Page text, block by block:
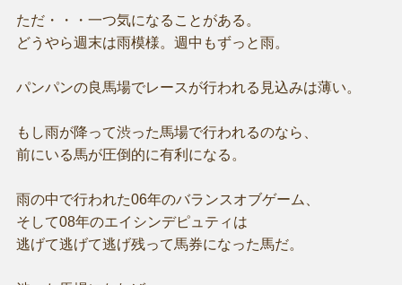
ただ・・・一つ気になることがある。
どうやら週末は雨模様。週中もずっと雨。
パンパンの良馬場でレースが行われる見込みは薄い。
もし雨が降って渋った馬場で行われるのなら、
前にいる馬が圧倒的に有利になる。
雨の中で行われた06年のバランスオブゲーム、
そして08年のエイシンデピュティは
逃げて逃げて逃げ残って馬券になった馬だ。